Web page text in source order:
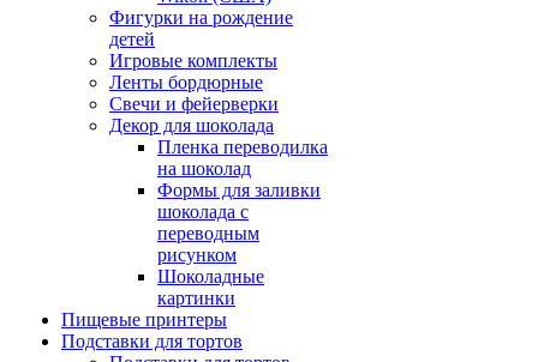
Фигурки на рождение
детей
Игровые комплекты
Ленты бордюрные
Свечи и фейерверки
Декор для шоколада
Пленка переводилка
на шоколад
Формы для заливки
шоколада с
переводным
рисунком
Шоколадные
картинки
Пищевые принтеры
Подставки для тортов